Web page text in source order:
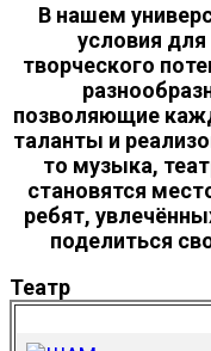
В нашем
условия для
творческого
позволяющие
таланты и
то музыка,
становятся
ребят,
поделиться
Театр